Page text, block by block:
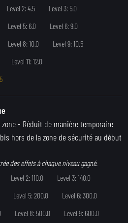
Level 2: 4.5
Level 3: 5.0
Level 5: 6.0
Level 6: 9.0
Level 8: 10.0
Level 9: 10.5
Level 11: 12.0
- Réduit de manière temporaire
hors de la zone de sécurité au début
des effets à chaque niveau gagné.
Level 2: 110.0
Level 3: 140.0
Level 5: 200.0
Level 6: 300.0
Level 8: 500.0
Level 9: 600.0